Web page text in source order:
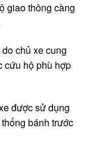
giao thông càng
chủ xe cung
cứu hộ phù hợp
được sử dụng
bánh trước